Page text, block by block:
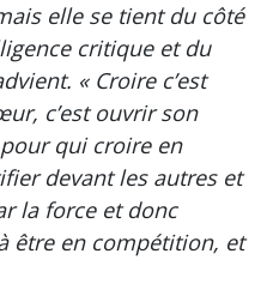
elle se tient du côté
critique et du
« Croire c’est
c’est ouvrir son
qui croire en
devant les autres et
la force et donc
être en compétition, et